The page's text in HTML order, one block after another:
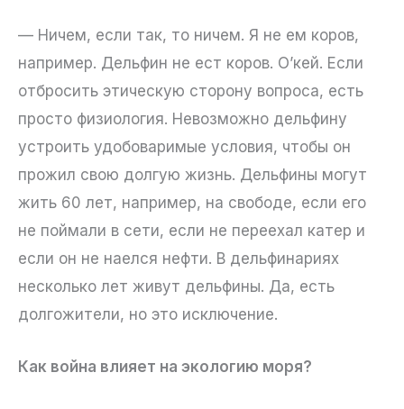
— Ничем, если так, то ничем. Я не ем коров,
например. Дельфин не ест коров. О’кей. Если
отбросить этическую сторону вопроса, есть
просто физиология. Невозможно дельфину
устроить удобоваримые условия, чтобы он
прожил свою долгую жизнь. Дельфины могут
жить 60 лет, например, на свободе, если его
не поймали в сети, если не переехал катер и
если он не наелся нефти. В дельфинариях
несколько лет живут дельфины. Да, есть
долгожители, но это исключение.
Как война влияет на экологию моря?